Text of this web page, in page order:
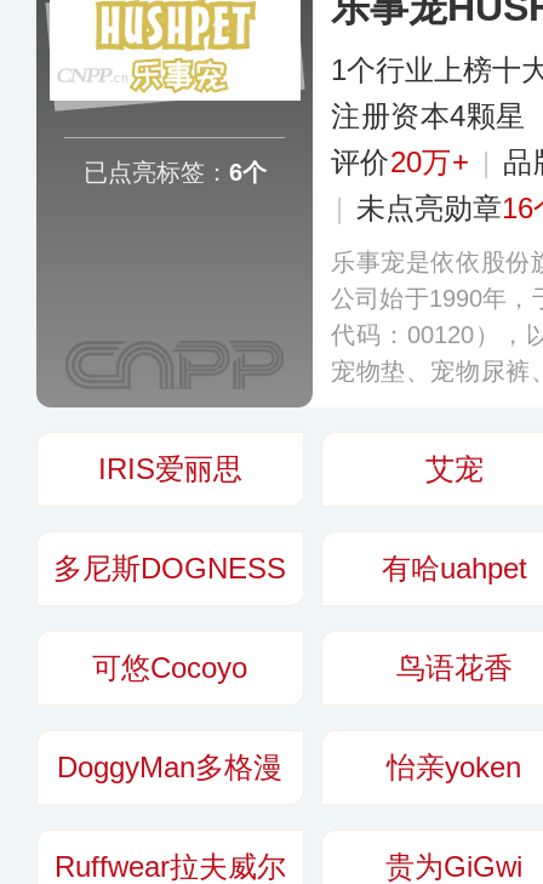
已点亮标签： 6个
1个行业上榜十
注册资本4颗星
评价20万+ | 品
| 未点亮勋章16
乐事宠是依依股份
公司始于1990年，
代码：00120），
宠物垫、宠物尿裤
IRIS爱丽思 艾宠
多尼斯DOGNESS 有哈uahpet
可悠Cocoyo 鸟语花香
DoggyMan多格漫 怡亲yoken
Ruffwear拉夫威尔 贵为GiGwi